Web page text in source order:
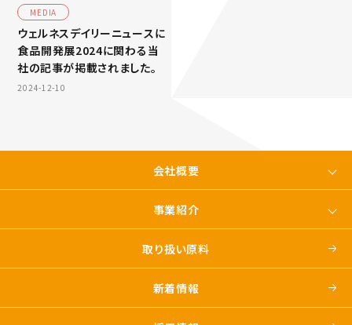
MEDIA
ウェルネスデイリーニュースに
食品開発展2024に関わる当
社の記事が掲載されました。
2024-12-10
会社概要
事業紹介
取り扱い原料
新着情報